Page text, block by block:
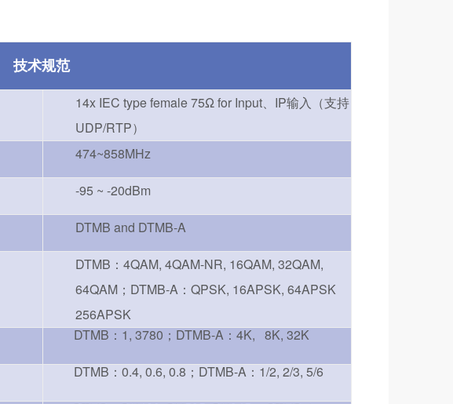
技术规范
14x IEC type female 75Ω for Input、IP输入（支持
UDP/RTP）
474~858MHz
-95 ~ -20dBm
DTMB and DTMB-A
DTMB：4QAM, 4QAM-NR, 16QAM, 32QAM,
64QAM；DTMB-A：QPSK, 16APSK, 64APSK
256APSK
DTMB：1, 3780；DTMB-A：4K, 8K, 32K
DTMB：0.4, 0.6, 0.8；DTMB-A：1/2, 2/3, 5/6